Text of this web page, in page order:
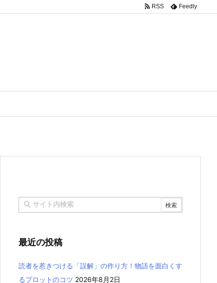
RSS Feedly
最近の投稿
読者を惹きつける「誤解」の作り方！物語を面白くす
るプロットのコツ 2026年8月2日